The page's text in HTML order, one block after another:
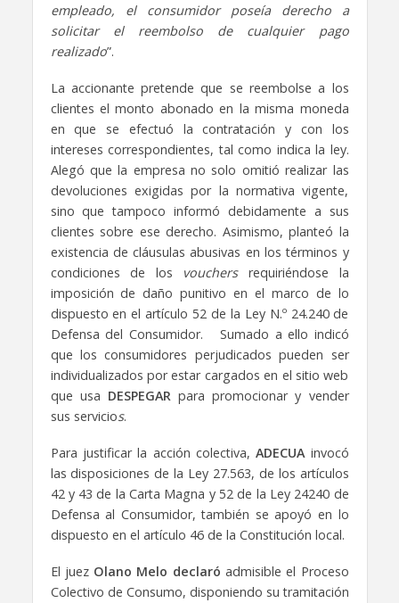
empleado, el consumidor poseía derecho a
solicitar el reembolso de cualquier pago
realizado”.
La accionante pretende que se reembolse a los
clientes el monto abonado en la misma moneda
en que se efectuó la contratación y con los
intereses correspondientes, tal como indica la ley.
Alegó que la empresa no solo omitió realizar las
devoluciones exigidas por la normativa vigente,
sino que tampoco informó debidamente a sus
clientes sobre ese derecho. Asimismo, planteó la
existencia de cláusulas abusivas en los términos y
condiciones de los vouchers requiriéndose la
imposición de daño punitivo en el marco de lo
dispuesto en el artículo 52 de la Ley N.º 24.240 de
Defensa del Consumidor. Sumado a ello indicó
que los consumidores perjudicados pueden ser
individualizados por estar cargados en el sitio web
que usa DESPEGARpara promocionar y vender
sus servicios.
Para justificar la acción colectiva,ADECUA invocó
las disposiciones de la Ley 27.563, de los artículos
42 y 43 de la Carta Magna y 52 de la Ley 24240 de
Defensa al Consumidor, también se apoyó en lo
dispuesto en el artículo 46 de la Constitución local.
El juez Olano Melo declaró admisible el Proceso
Colectivo de Consumo, disponiendo su tramitación